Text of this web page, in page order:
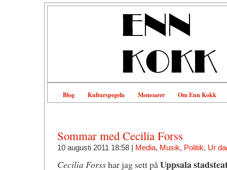
Blog Kulturspegeln Memoarer Om Enn Kokk
Sommar med Cecilia Forss
10 augusti 2011 18:58 | Media, Musik, Politik, Ur
Cecilia Forsshar jag sett påUppsala